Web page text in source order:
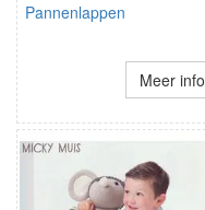
Pannenlappen
Meer info